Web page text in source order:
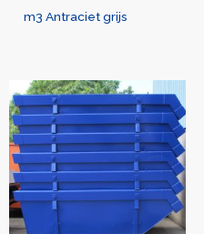
m3 Antraciet grijs